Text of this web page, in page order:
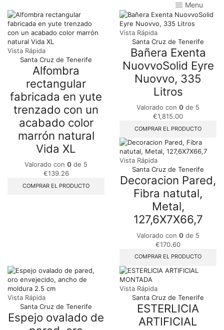
Menu
Vista Rápida
Santa Cruz de Tenerife
Alfombra
rectangular
fabricada en yute
trenzado con un
acabado color
marrón natural
Vida XL
Valorado con 0 de 5
€139.26
COMPRAR EL PRODUCTO
Vista Rápida
Santa Cruz de Tenerife
Bañera Exenta
NuovvoSolid Eyre
Nuovvo, 335
Litros
Valorado con 0 de 5
€1,815.00
COMPRAR EL PRODUCTO
Vista Rápida
Santa Cruz de Tenerife
Decoracion Pared,
Fibra natutal,
Metal,
127,6X7X66,7
Valorado con 0 de 5
€170.60
COMPRAR EL PRODUCTO
Vista Rápida
Santa Cruz de Tenerife
Espejo ovalado de
Vista Rápida
Santa Cruz de Tenerife
ESTERLICIA
ARTIFICIAL